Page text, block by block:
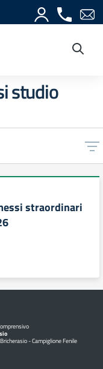
studio
straordinari
- Campiglione Fenile